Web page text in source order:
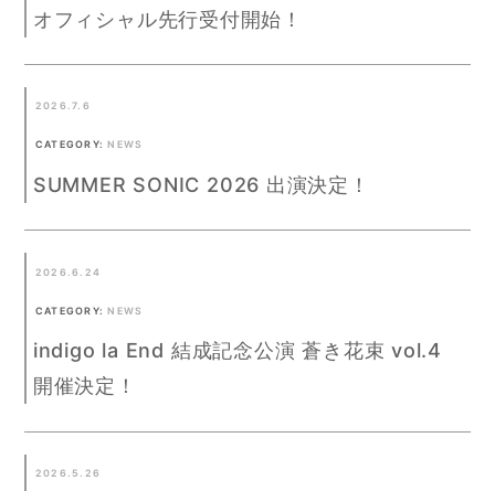
オフィシャル先行受付開始！
2026.7.6
CATEGORY: NEWS
SUMMER SONIC 2026 出演決定！
2026.6.24
CATEGORY: NEWS
indigo la End 結成記念公演 蒼き花束 vol.4
開催決定！
2026.5.26